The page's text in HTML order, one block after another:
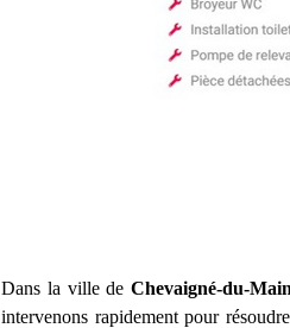
Dans la ville deChevaigné-du-
intervenons rapidement pour